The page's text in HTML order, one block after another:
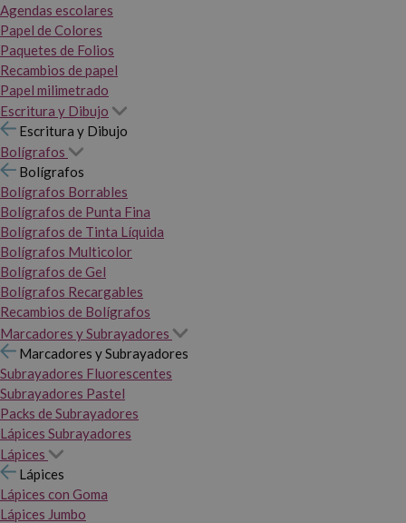
Agendas escolares
Papel de Colores
Paquetes de Folios
Recambios de papel
Papel milimetrado
Escritura y Dibujo
Escritura y Dibujo
Bolígrafos
Bolígrafos
Bolígrafos Borrables
Bolígrafos de Punta Fina
Bolígrafos de Tinta Líquida
Bolígrafos Multicolor
Bolígrafos de Gel
Bolígrafos Recargables
Recambios de Bolígrafos
Marcadores y Subrayadores
Marcadores y Subrayadores
Subrayadores Fluorescentes
Subrayadores Pastel
Packs de Subrayadores
Lápices Subrayadores
Lápices
Lápices
Lápices con Goma
Lápices Jumbo